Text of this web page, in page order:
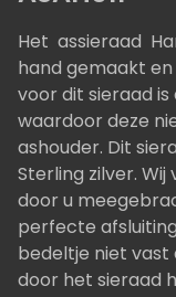
Het assieraad
hand gemaakt
voor dit sieraad
waardoor deze
ashouder. Dit
Sterling zilver.
door u
perfecte
bedeltje niet vast
door het sieraad